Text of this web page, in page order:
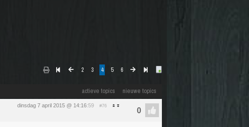
2 3 4 5 6
actieve topics nieuwe topics
dinsdag 7 april 2015 @ 14:16:59 #76